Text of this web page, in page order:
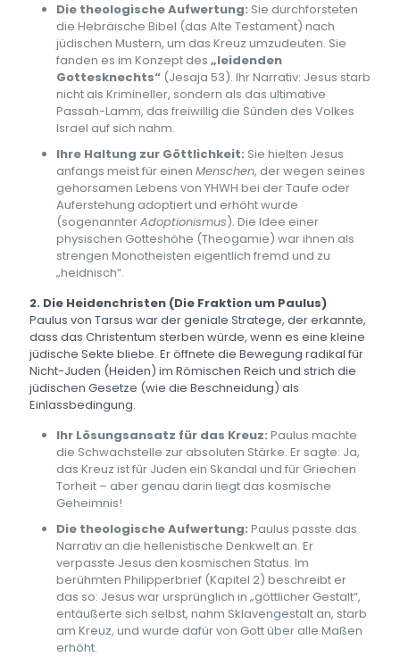
Die theologische Aufwertung: Sie durchforsteten
die Hebräische Bibel (das Alte Testament) nach
jüdischen Mustern, um das Kreuz umzudeuten. Sie
fanden es im Konzept des „leidenden
Gottesknechts“ (Jesaja 53). Ihr Narrativ: Jesus starb
nicht als Krimineller, sondern als das ultimative
Passah-Lamm, das freiwillig die Sünden des Volkes
Israel auf sich nahm.
Ihre Haltung zur Göttlichkeit: Sie hielten Jesus
anfangs meist für einen Menschen, der wegen seines
gehorsamen Lebens von YHWH bei der Taufe oder
Auferstehung adoptiert und erhöht wurde
(sogenannterAdoptionismus). Die Idee einer
physischen Gotteshöhe (Theogamie) war ihnen als
strengen Monotheisten eigentlich fremd und zu
„heidnisch“.
2. Die Heidenchristen (Die Fraktion um Paulus)
Paulus von Tarsus war der geniale Stratege, der erkannte,
dass das Christentum sterben würde, wenn es eine kleine
jüdische Sekte bliebe. Er öffnete die Bewegung radikal für
Nicht-Juden (Heiden) im Römischen Reich und strich die
jüdischen Gesetze (wie die Beschneidung) als
Einlassbedingung.
Ihr Lösungsansatz für das Kreuz: Paulus machte
die Schwachstelle zur absoluten Stärke. Er sagte: Ja,
das Kreuz ist für Juden ein Skandal und für Griechen
Torheit – aber genau darin liegt das kosmische
Geheimnis!
Die theologische Aufwertung: Paulus passte das
Narrativ an die hellenistische Denkwelt an. Er
verpasste Jesus den kosmischen Status. Im
berühmten Philipperbrief (Kapitel 2) beschreibt er
das so: Jesus war ursprünglich in „göttlicher Gestalt“,
entäußerte sich selbst, nahm Sklavengestalt an, starb
am Kreuz, und wurde dafür von Gott über alle Maßen
erhöht.